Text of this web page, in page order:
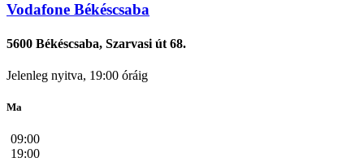
Vodafone Békéscsaba
5600 Békéscsaba, Szarvasi út 68.
Jelenleg nyitva, 19:00 óráig
Ma
09:00
19:00